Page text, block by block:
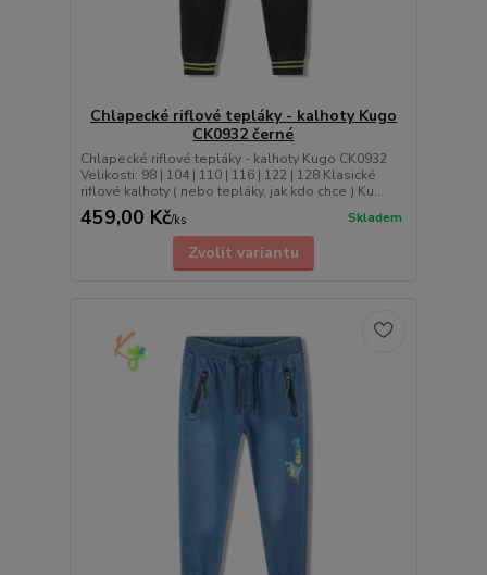
Chlapecké riflové tepláky - kalhoty Kugo
CK0932 černé
Chlapecké riflové tepláky - kalhoty Kugo CK0932
Velikosti: 98 | 104 | 110 | 116 | 122 | 128 Klasické
riflové kalhoty ( nebo tepláky, jak kdo chce ) Ku...
459,00 Kč/ks Skladem
Zvolit variantu